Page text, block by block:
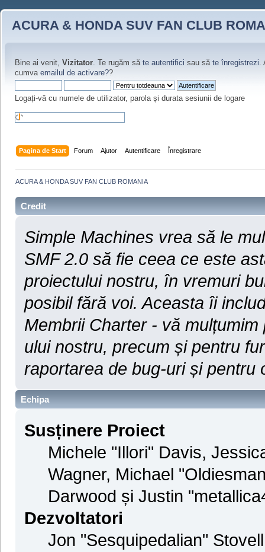
ACURA & HONDA SUV FAN CLUB
Bine ai venit, Vizitator. Te rugăm să te autentifici sau să te înregistrezi.
cumva emailul de activare??
Logați-vă cu numele de utilizator, parola și durata sesiunii de logare
Pagina de Start Forum Ajutor Autentificare Înregistrare
ACURA & HONDA SUV FAN CLUB ROMANIA
Credit
Simple Machines vrea să le
SMF 2.0 să fie ceea ce este
proiectului nostru, în vremuri
posibil fără voi. Aceasta îi
Membrii Charter - vă
ului nostru, precum și pentru
raportarea de bug-uri și pentru
Echipa
Susținere Proiect
Michele "Illori" Davis,
Wagner, Michael
Darwood și Justin
Dezvoltatori
Jon "Sesquipedalian"